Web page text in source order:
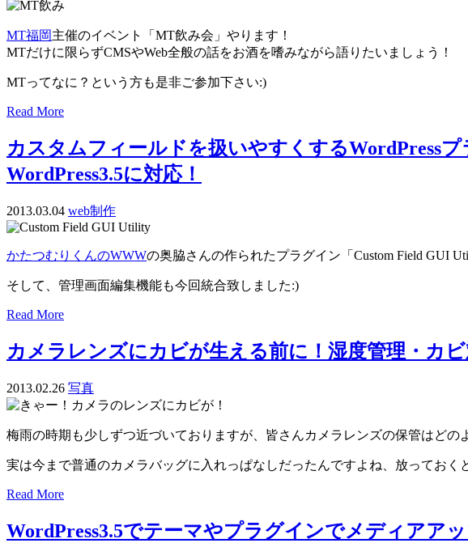
MT福岡主催のイベント「MT飲み会」やります！
MTだけに限らずCMSやWeb全般の話をお酒を嗜みながら語りたいましょう！
MTってなに？という方も是非ご参加下さい:)
Read More
カスタムフィールドを扱いやすくするWordPress
WordPress3.5に対応！
2013.03.04 web制作
かたつむりくんのWWWの奥脇さんの作られたプラグイン「Custom Field GUI
そして、管理画面編集機能も今回統合致しました:)
Read More
カメラレンズにカビが生える前に！湿度管理・カ
2013.02.26 写真
梅雨の時期も少しずつ近づいておりますが、皆さんカメラレンズの保管はどの
実は今まで普通のカメラバッグに入れっぱなしだったんですよね、放っておく
Read More
WordPress3.5でテーマやプラグインでメディアア